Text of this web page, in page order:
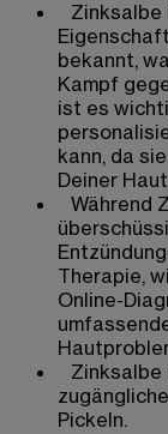
Zinksalbe
bekannt,
Kampf
ist es
kann, da
Deiner
Während
Therapie,
Online-
Pickeln.